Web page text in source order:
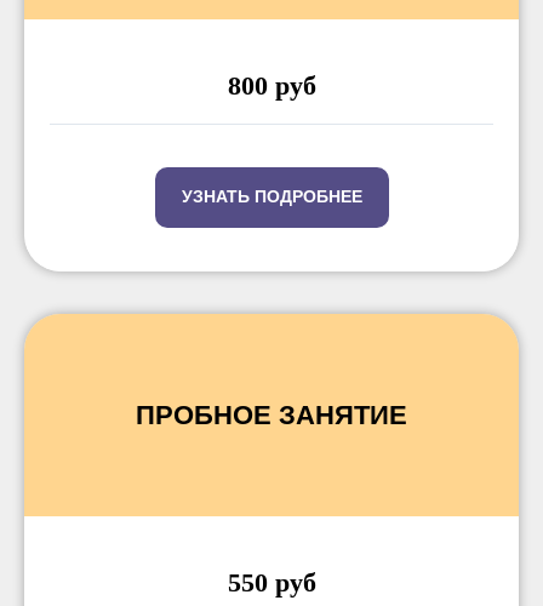
800 руб
УЗНАТЬ ПОДРОБНЕЕ
ПРОБНОЕ ЗАНЯТИЕ
550 руб